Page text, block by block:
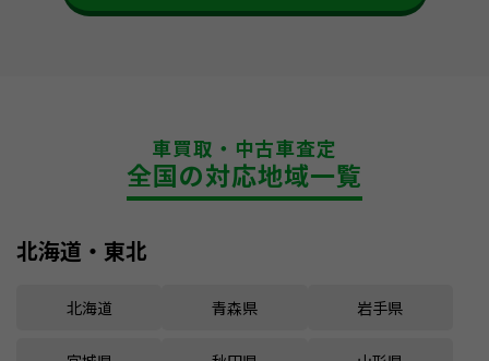
車買取・中古車査定
全国の対応地域一覧
北海道・東北
北海道 青森県 岩手県